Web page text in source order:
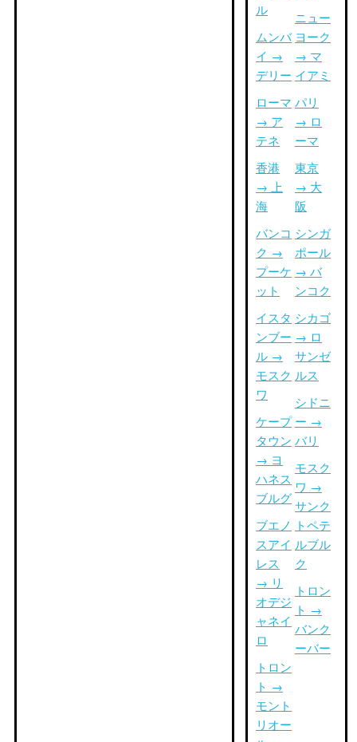
ル
ムンバ
イ →
デリー
ローマ
→ ア
テネ
香港
→ 上
海
バンコ
ク →
プーケ
ット
イスタ
ンブー
ル →
モスク
ワ
ケープ
タウン
→ ヨ
ハネス
ブルグ
ブエノ
スアイ
レス
→ リ
オデジ
ャネイ
ロ
トロン
ト →
モント
リオー
ニュー
ヨーク
→ マ
イアミ
パリ
→ ロ
ーマ
東京
→ 大
阪
シンガ
ポール
→ バ
ンコク
シカゴ
→ ロ
サンゼ
ルス
シドニ
ー →
バリ
モスク
ワ →
サンク
トペテ
ルブル
ク
トロン
ト →
バンク
ーバー